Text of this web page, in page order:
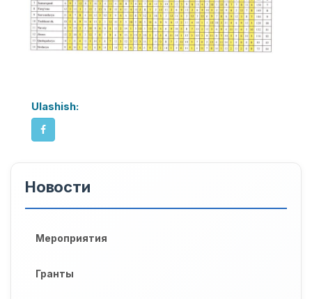
Ulashish:
Новости
Мероприятия
Гранты